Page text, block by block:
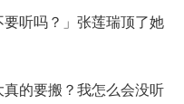
听吗？」张莲瑞顶了她
的要搬？我怎么会没听